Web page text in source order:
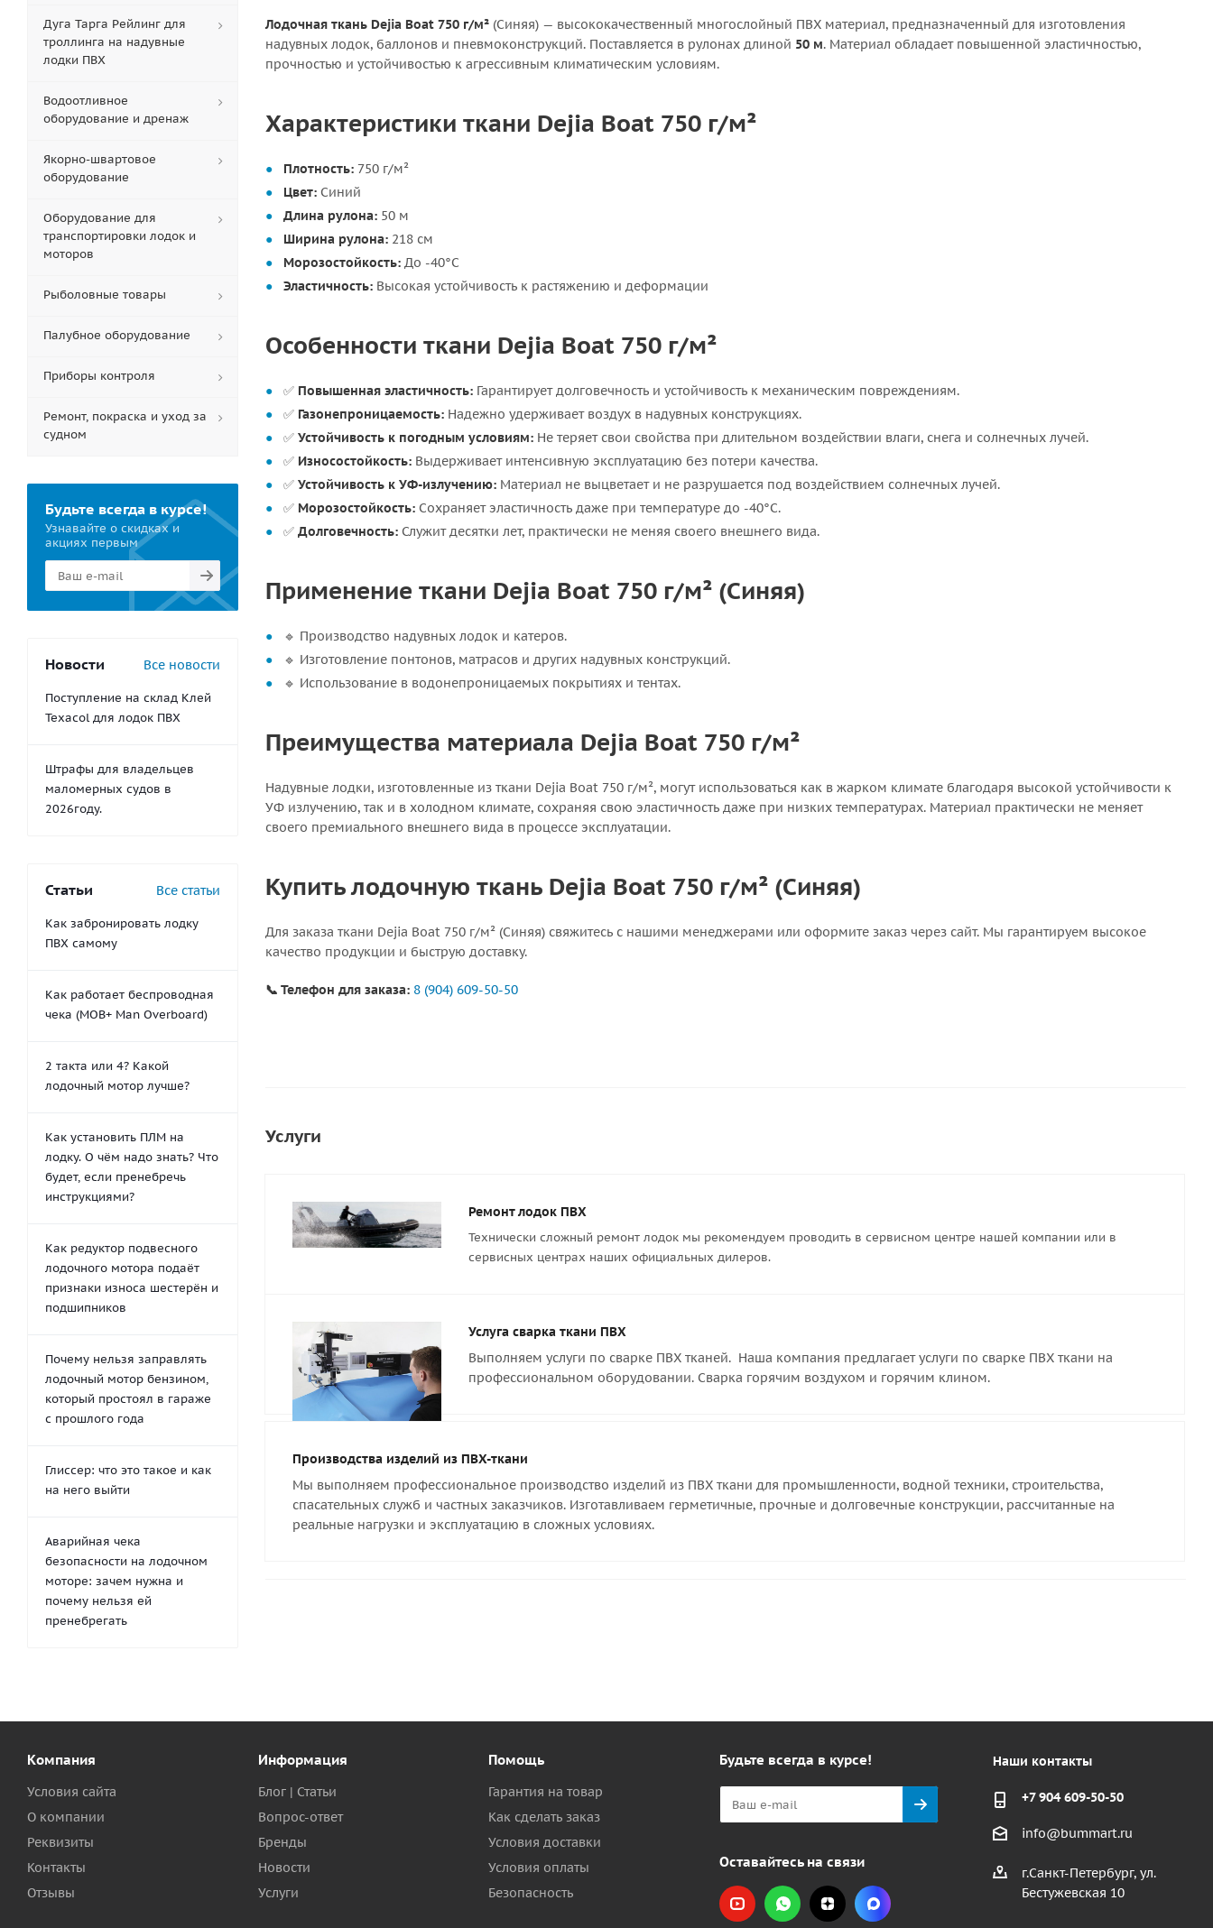
Лодочная ткань Dejia Boat 750 г/м² (Синяя) — высококачественный многослойный ПВХ материал, предназначенный для изготовления
надувных лодок, баллонов и пневмоконструкций. Поставляется в рулонах длиной 50 м. Материал обладает повышенной эластичностью,
прочностью и устойчивостью к агрессивным климатическим условиям.
Характеристики ткани Dejia Boat 750 г/м²
Плотность: 750 г/м²
Цвет: Синий
Длина рулона: 50 м
Ширина рулона: 218 см
Морозостойкость: До -40°C
Эластичность: Высокая устойчивость к растяжению и деформации
Особенности ткани Dejia Boat 750 г/м²
✅ Повышенная эластичность: Гарантирует долговечность и устойчивость к механическим повреждениям.
✅ Газонепроницаемость: Надежно удерживает воздух в надувных конструкциях.
✅ Устойчивость к погодным условиям: Не теряет свои свойства при длительном воздействии влаги, снега и солнечных лучей.
✅ Износостойкость: Выдерживает интенсивную эксплуатацию без потери качества.
✅ Устойчивость к УФ-излучению: Материал не выцветает и не разрушается под воздействием солнечных лучей.
✅ Морозостойкость: Сохраняет эластичность даже при температуре до -40°C.
✅ Долговечность: Служит десятки лет, практически не меняя своего внешнего вида.
Применение ткани Dejia Boat 750 г/м² (Синяя)
🔹 Производство надувных лодок и катеров.
🔹 Изготовление понтонов, матрасов и других надувных конструкций.
🔹 Использование в водонепроницаемых покрытиях и тентах.
Преимущества материала Dejia Boat 750 г/м²
Надувные лодки, изготовленные из ткани Dejia Boat 750 г/м², могут использоваться как в жарком климате благодаря высокой устойчивости к
УФ излучению, так и в холодном климате, сохраняя свою эластичность даже при низких температурах. Материал практически не меняет
своего премиального внешнего вида в процессе эксплуатации.
Купить лодочную ткань Dejia Boat 750 г/м² (Синяя)
Для заказа ткани Dejia Boat 750 г/м² (Синяя) свяжитесь с нашими менеджерами или оформите заказ через сайт. Мы гарантируем высокое
качество продукции и быструю доставку.
📞 Телефон для заказа: 8 (904) 609-50-50
Услуги
Ремонт лодок ПВХ
Технически сложный ремонт лодок мы рекомендуем проводить в сервисном центре нашей компании или в
сервисных центрах наших официальных дилеров.
Услуга сварка ткани ПВХ
Выполняем услуги по сварке ПВХ тканей. Наша компания предлагает услуги по сварке ПВХ ткани на
профессиональном оборудовании. Сварка горячим воздухом и горячим клином.
Производства изделий из ПВХ-ткани
Мы выполняем профессиональное производство изделий из ПВХ ткани для промышленности, водной техники, строительства,
спасательных служб и частных заказчиков. Изготавливаем герметичные, прочные и долговечные конструкции, рассчитанные на
реальные нагрузки и эксплуатацию в сложных условиях.
Дуга Тарга Рейлинг для
троллинга на надувные
лодки ПВХ
Водоотливное
оборудование и дренаж
Якорно-швартовое
оборудование
Оборудование для
транспортировки лодок и
моторов
Рыболовные товары
Палубное оборудование
Приборы контроля
Ремонт, покраска и уход за
судном
Будьте всегда в курсе!
Узнавайте о скидках и
акциях первым
Новости Все новости
Поступление на склад Клей
Texacol для лодок ПВХ
Штрафы для владельцев
маломерных судов в
2026году.
Статьи Все статьи
Как забронировать лодку
ПВХ самому
Как работает беспроводная
чека (MOB+ Man Overboard)
2 такта или 4? Какой
лодочный мотор лучше?
Как установить ПЛМ на
лодку. О чём надо знать? Что
будет, если пренебречь
инструкциями?
Как редуктор подвесного
лодочного мотора подаёт
признаки износа шестерён и
подшипников
Почему нельзя заправлять
лодочный мотор бензином,
который простоял в гараже
с прошлого года
Глиссер: что это такое и как
на него выйти
Аварийная чека
безопасности на лодочном
моторе: зачем нужна и
почему нельзя ей
пренебрегать
Компания
Условия сайта
О компании
Реквизиты
Контакты
Отзывы
Информация
Блог | Статьи
Вопрос-ответ
Бренды
Новости
Услуги
Помощь
Гарантия на товар
Как сделать заказ
Условия доставки
Условия оплаты
Безопасность
Будьте всегда в курсе!
Оставайтесь на связи
Наши контакты
+7 904 609-50-50
info@bummart.ru
г.Санкт-Петербург, ул.
Бестужевская 10